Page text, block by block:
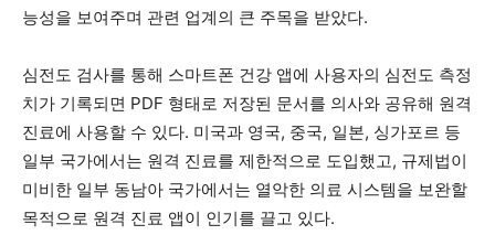
능성을 보여주며 관련 업계의 큰 주목을 받았다.
심전도 검사를 통해 스마트폰 건강 앱에 사용자의 심전도 측정
치가 기록되면 PDF 형태로 저장된 문서를 의사와 공유해 원격
진료에 사용할 수 있다. 미국과 영국, 중국, 일본, 싱가포르 등
일부 국가에서는 원격 진료를 제한적으로 도입했고, 규제법이
미비한 일부 동남아 국가에서는 열악한 의료 시스템을 보완할
목적으로 원격 진료 앱이 인기를 끌고 있다.